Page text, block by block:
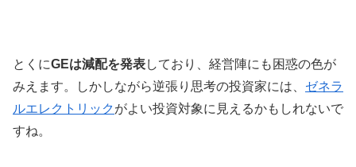
とくにGEは減配を発表しており、経営陣にも困惑の色が
みえます。しかしながら逆張り思考の投資家には、 ゼネラ
ルエレクトリックがよい投資対象に見えるかもしれないで
すね。